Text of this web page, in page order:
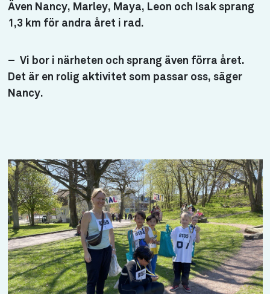
Även Nancy, Marley, Maya, Leon och Isak sprang
1,3 km för andra året i rad.
– Vi bor i närheten och sprang även förra året.
Det är en rolig aktivitet som passar oss, säger
Nancy.